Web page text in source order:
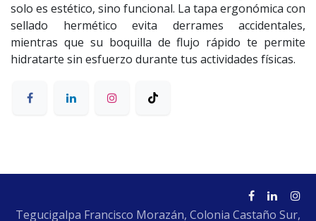
solo es estético, sino funcional. La tapa ergonómica con
sellado hermético evita derrames accidentales,
mientras que su boquilla de flujo rápido te permite
hidratarte sin esfuerzo durante tus actividades físicas.
Tegucigalpa Francisco Morazán, Colonia Castaño Sur,